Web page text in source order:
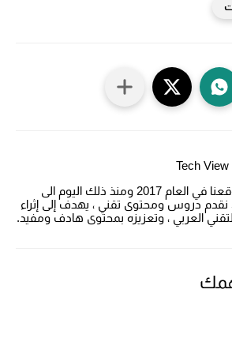
انطلق موقعنا في العام 2017 ومنذ ذلك اليوم الى
نقدم دروس ومحتوى تقني ، يهدف إلى إثراء
العربي ، وتعزيزه بمحتوى هادف ومفيد.